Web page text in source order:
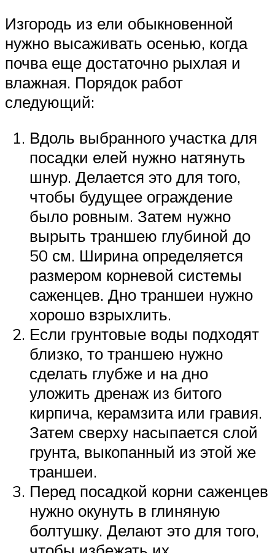
Изгородь из ели обыкновенной
нужно высаживать осенью, когда
почва еще достаточно рыхлая и
влажная. Порядок работ
следующий:
Вдоль выбранного участка для
посадки елей нужно натянуть
шнур. Делается это для того,
чтобы будущее ограждение
было ровным. Затем нужно
вырыть траншею глубиной до
50 см. Ширина определяется
размером корневой системы
саженцев. Дно траншеи нужно
хорошо взрыхлить.
Если грунтовые воды подходят
близко, то траншею нужно
сделать глубже и на дно
уложить дренаж из битого
кирпича, керамзита или гравия.
Затем сверху насыпается слой
грунта, выкопанный из этой же
траншеи.
Перед посадкой корни саженцев
нужно окунуть в глиняную
болтушку. Делают это для того,